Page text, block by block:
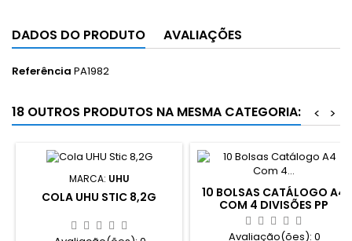
DADOS DO PRODUTO AVALIAÇÕES
Referência PA1982
18 OUTROS PRODUTOS NA MESMA CATEGORIA: >
<
MARCA: UHU
COLA UHU STIC 8,2G
10 BOLSAS CATÁLOGO A4
COM 4 DIVISÕES PP
Avaliação(ões): 0